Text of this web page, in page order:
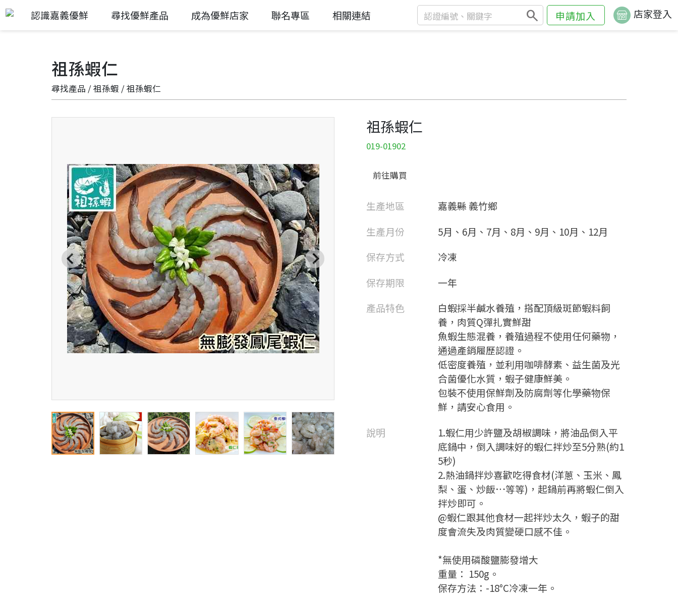
認識嘉義優鮮 尋找優鮮產品 成為優鮮店家 聯名專區 相關連結 search 申請加入 店家登入
祖孫蝦仁
尋找產品 /祖孫蝦 / 祖孫蝦仁
祖孫蝦仁
019-01902
前往購買
生產地區
嘉義縣 義竹鄉
生產月份
5月、6月、7月、8月、9月、10月、12月
保存方式
冷凍
保存期限
一年
產品特色
白蝦採半鹹水養殖，搭配頂級斑節蝦料飼
養，肉質Q彈扎實鮮甜
魚蝦生態混養，養殖過程不使用任何藥物，
通過產銷履歷認證。
低密度養殖，並利用咖啡酵素、益生菌及光
合菌優化水質，蝦子健康鮮美。
包裝不使用保鮮劑及防腐劑等化學藥物保
鮮，請安心食用。
說明
1.蝦仁用少許鹽及胡椒調味，將油品倒入平
底鍋中，倒入調味好的蝦仁拌炒至5分熟(約1
5秒)
2.熱油鍋拌炒喜歡吃得食材(洋蔥、玉米、鳳
梨、蛋、炒飯…等等)，起鍋前再將蝦仁倒入
拌炒即可。
@蝦仁跟其他食材一起拌炒太久，蝦子的甜
度會流失及肉質變硬口感不佳。
*無使用磷酸鹽膨發增大
重量： 150g。
保存方法：-18°C冷凍一年。